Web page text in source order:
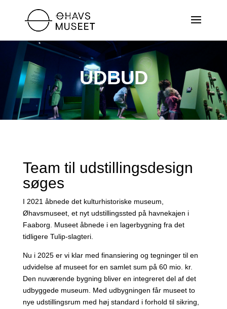
UDBUD
Team til udstillingsdesign
søges
I 2021 åbnede det kulturhistoriske museum,
Øhavsmuseet, et nyt udstillingssted på havnekajen i
Faaborg. Museet åbnede i en lagerbygning fra det
tidligere Tulip-slagteri.
Nu i 2025 er vi klar med finansiering og tegninger til en
udvidelse af museet for en samlet sum på 60 mio. kr.
Den nuværende bygning bliver en integreret del af det
udbyggede museum. Med udbygningen får museet to
nye udstillingsrum med høj standard i forhold til sikring,